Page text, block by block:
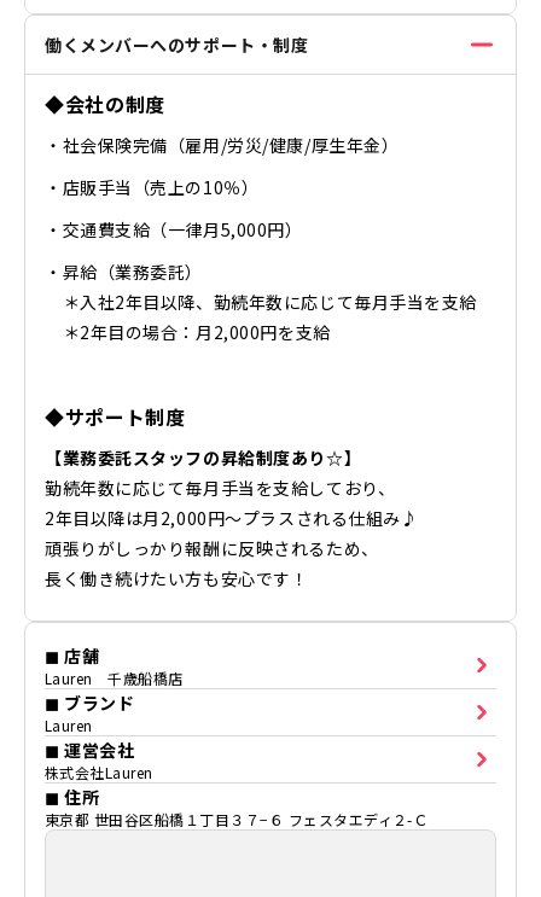
働くメンバーへのサポート・制度
◆会社の制度
・社会保険完備（雇用/労災/健康/厚生年金）
・店販手当（売上の10％）
・交通費支給（一律月5,000円）
・昇給（業務委託）
＊入社2年目以降、勤続年数に応じて毎月手当を支給
＊2年目の場合：月2,000円を支給
◆サポート制度
​【業務委託スタッフの昇給制度あり☆】
勤続年数に応じて毎月手当を支給しており、
2年目以降は月2,000円〜プラスされる仕組み♪
頑張りがしっかり報酬に反映されるため、
長く働き続けたい方も安心です！
◼ 店舗
Lauren 千歳船橋店
◼ ブランド
Lauren
◼ 運営会社
株式会社Lauren
◼ 住所
東京都 世田谷区船橋１丁目３７−６ フェスタエディ２-Ｃ